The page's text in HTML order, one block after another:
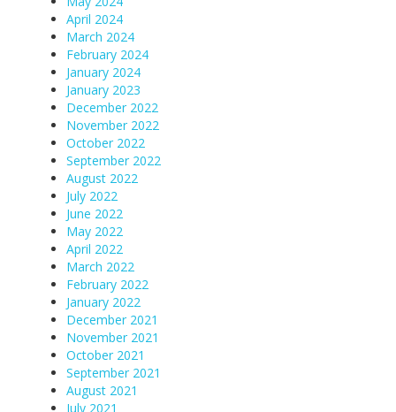
April 2024
March 2024
February 2024
January 2024
January 2023
December 2022
November 2022
October 2022
September 2022
August 2022
July 2022
June 2022
May 2022
April 2022
March 2022
February 2022
January 2022
December 2021
November 2021
October 2021
September 2021
August 2021
July 2021